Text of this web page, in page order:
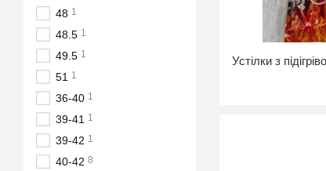
48 1
48.5 1
49.5 1
51 1
36-40 1
39-41 1
39-42 1
40-42 8